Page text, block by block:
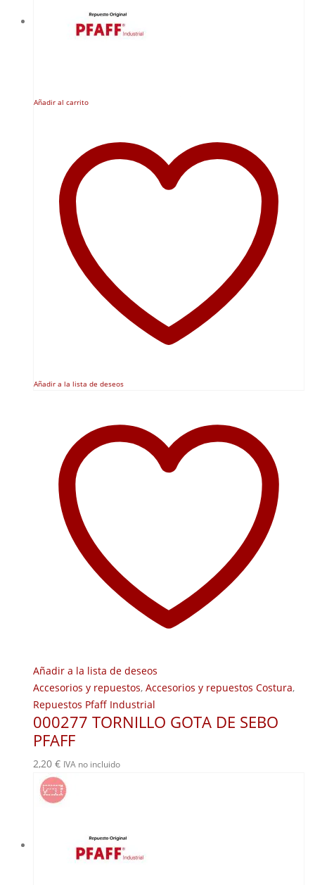
Añadir al carrito
Añadir a la lista de deseos
Añadir a la lista de deseos
Accesorios y repuestos, Accesorios y repuestos Costura,
Repuestos Pfaff Industrial
000277 TORNILLO GOTA DE SEBO
PFAFF
2,20 € IVA no incluido